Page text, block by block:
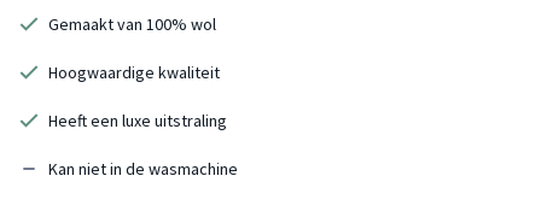
Gemaakt van 100% wol
Hoogwaardige kwaliteit
Heeft een luxe uitstraling
Kan niet in de wasmachine